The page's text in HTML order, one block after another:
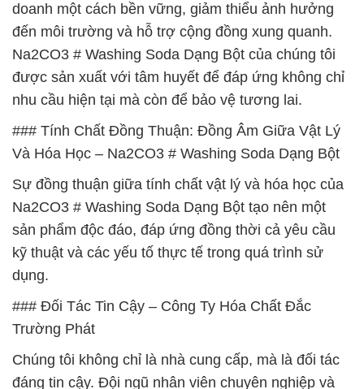
doanh một cách bền vững, giảm thiểu ảnh hưởng
đến môi trường và hỗ trợ cộng đồng xung quanh.
Na2CO3 # Washing Soda Dạng Bột của chúng tôi
được sản xuất với tâm huyết để đáp ứng không chỉ
nhu cầu hiện tại mà còn để bảo vệ tương lai.
### Tính Chất Đồng Thuận: Đồng Âm Giữa Vật Lý
Và Hóa Học – Na2CO3 # Washing Soda Dạng Bột
Sự đồng thuận giữa tính chất vật lý và hóa học của
Na2CO3 # Washing Soda Dạng Bột tạo nên một
sản phẩm độc đáo, đáp ứng đồng thời cả yêu cầu
kỹ thuật và các yếu tố thực tế trong quá trình sử
dụng.
### Đối Tác Tin Cậy – Công Ty Hóa Chất Đắc
Trường Phát
Chúng tôi không chỉ là nhà cung cấp, mà là đối tác
đáng tin cậy. Đội ngũ nhân viên chuyên nghiệp và